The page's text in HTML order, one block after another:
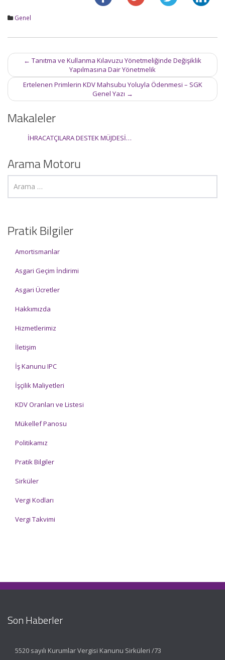
Genel
Post
navigation
← Tanıtma ve Kullanma Kılavuzu Yönetmeliğinde Değişiklik
Yapılmasına Dair Yönetmelik
Ertelenen Primlerin KDV Mahsubu Yoluyla Ödenmesi – SGK
Genel Yazı →
Makaleler
İHRACATÇILARA DESTEK MÜJDESİ…
Arama Motoru
Pratik Bilgiler
Amortismanlar
Asgari Geçim İndirimi
Asgari Ücretler
Hakkımızda
Hizmetlerimiz
İletişim
İş Kanunu IPC
İşçilik Maliyetleri
KDV Oranları ve Listesi
Mükellef Panosu
Politikamız
Pratik Bilgiler
Sirküler
Vergi Kodları
Vergi Takvimi
Son Haberler
5520 sayılı Kurumlar Vergisi Kanunu Sirküleri /73